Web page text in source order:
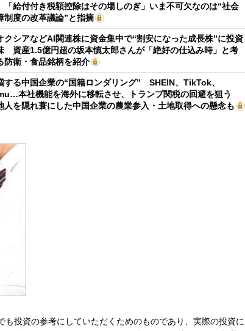
給付付き税額控除はその場しのぎ」いま不可欠なのは“社会
制度の改革議論”と指摘
クシアなどAI関連株に資金集中で“割安になった成長株”に投資
資産1.5億円超の坂本慎太郎さんが「絶好の仕込み時」と考
防衛・食品銘柄を紹介
する中国企業の“国籍ロンダリング” SHEIN、TikTok、
本社機能を海外に移転させ、トランプ関税の回避を狙う
人を隠れ蓑にした中国企業の農業参入・土地取得への懸念も
投資の参考にしていただくためのものであり、実際の投資に